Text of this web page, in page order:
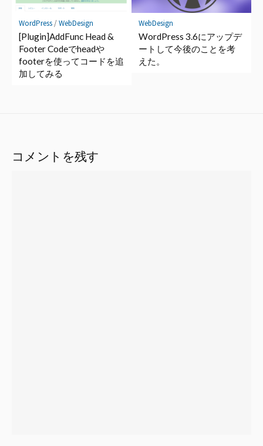
WordPress/WebDesign
[Plugin]AddFunc Head &
Footer Codeでheadや
footerを使ってコードを追
加してみる
WebDesign
WordPress 3.6にアップデ
ートして今後のことを考
えた。
コメントを残す